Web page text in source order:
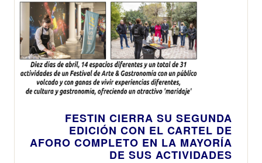
FESTIN CIERRA SU SEGUNDA
EDICIÓN CON EL CARTEL DE
AFORO COMPLETO EN LA MAYORÍA
DE SUS ACTIVIDADES